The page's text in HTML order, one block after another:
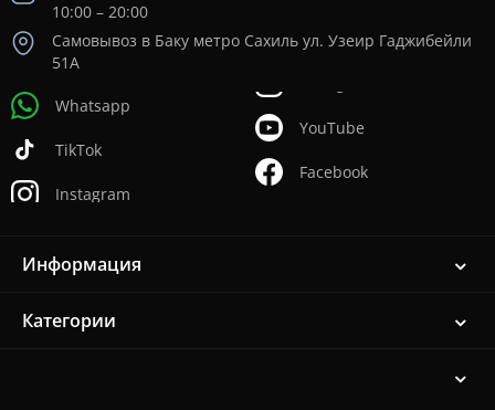
10:00 – 20:00
Самовывоз в Баку метро Сахиль ул. Узеир Гаджибейли
51А
Whatsapp
TikTok
Instagram
YouTube
Facebook
Информация
Категории